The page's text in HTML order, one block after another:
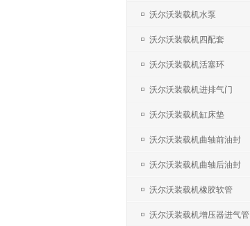
沃尔沃装载机水泵
沃尔沃装载机四配套
沃尔沃装载机活塞环
沃尔沃装载机进排气门
沃尔沃装载机缸床垫
沃尔沃装载机曲轴前油封
沃尔沃装载机曲轴后油封
沃尔沃装载机橡胶软管
沃尔沃装载机增压器进气管